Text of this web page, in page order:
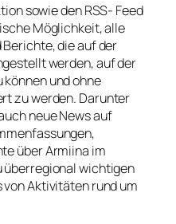
sowie den RSS- Feed
Möglichkeit, alle
die auf der
werden, auf der
und ohne
zu werden. Darunter
neue News auf
über Armiina im
überregional wichtigen
Aktivitäten rund um